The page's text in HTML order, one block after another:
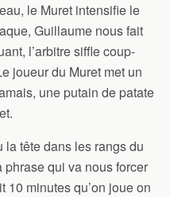
le Muret intensifie le
Guillaume nous fait
l’arbitre siffle coup-
joueur du Muret met un
une putain de patate
tête dans les rangs du
qui va nous forcer
10 minutes qu’on joue on